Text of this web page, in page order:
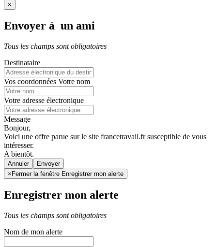
×
Envoyer à un ami
Tous les champs sont obligatoires
Destinataire
Vos coordonnées Votre nom
Votre adresse électronique
Message
Bonjour,
Voici une offre parue sur le site francetravail.fr susceptible de vous
intéresser.
A bientôt.
Annuler
× Fermer la fenêtre Enregistrer mon alerte
Enregistrer mon alerte
Tous les champs sont obligatoires
Nom de mon alerte